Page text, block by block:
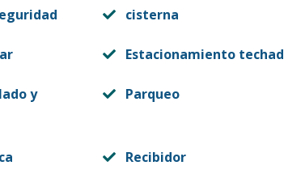
cisterna
Estacionamiento
y
Parqueo
Recibidor